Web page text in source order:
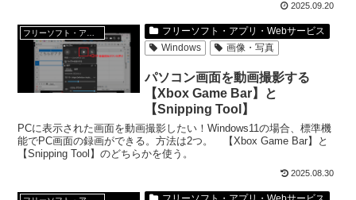
さに早く気が付けばよかったと思ってい
る所。ほんといろいろできちゃうんだよ
ね。
2025.09.20
フリーソフト・アプリ・Webサービス
Windows
画像・写真
パソコン画面を動画撮影する
【Xbox Game Bar】と
【Snipping Tool】
PCに表示された画面を動画撮影したい！Windows11の場合、標準機
能でPC画面の録画ができる。方法は2つ。 【Xbox Game Bar】と
【Snipping Tool】のどちらかを使う。
2025.08.30